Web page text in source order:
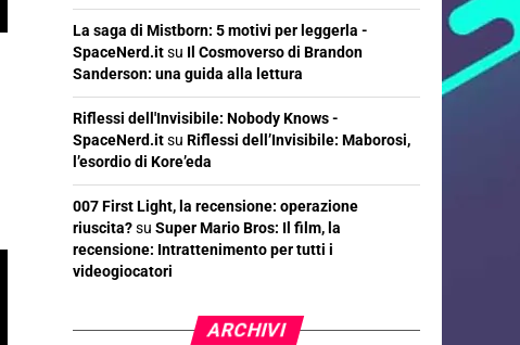
La saga di Mistborn: 5 motivi per leggerla -
SpaceNerd.itsu Il Cosmoverso di Brandon
Sanderson: una guida alla lettura
Riflessi dell'Invisibile: Nobody Knows -
SpaceNerd.itsu Riflessi dell’Invisibile: Maborosi,
l’esordio di Kore’eda
007 First Light, la recensione: operazione
riuscita?su Super Mario Bros: Il film, la
recensione: Intrattenimento per tutti i
videogiocatori
ARCHIVI